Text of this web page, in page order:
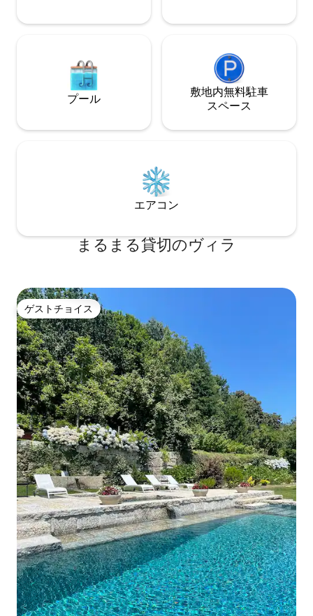
プール
敷地内無料駐⁠車
ス⁠ペ⁠ー⁠ス
エアコン
まるまる貸切のヴィラ
ゲストチョイス
ゲストチョイス